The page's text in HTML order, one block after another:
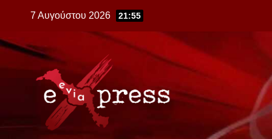
content
7 Αυγούστου 2026 21:55